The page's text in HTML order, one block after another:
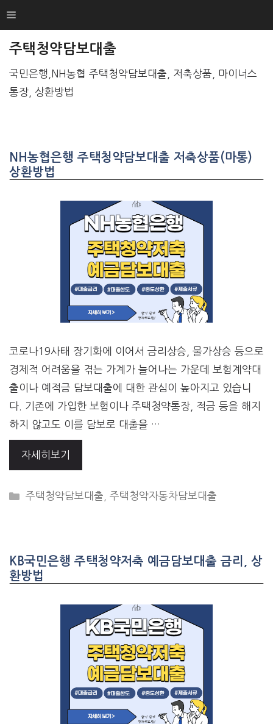
TO
Menu
주택청약담보대출
국민은행,NH농협 주택청약담보대출, 저축상품, 마이너스
통장, 상환방법
NH농협은행 주택청약담보대출 저축상품(마통)
상환방법
코로나19사태 장기화에 이어서 금리상승, 물가상승 등으로
경제적 어려움을 겪는 가계가 늘어나는 가운데 보험계약대
출이나 예적금 담보대출에 대한 관심이 높아지고 있습니
다. 기존에 가입한 보험이나 주택청약통장, 적금 등을 해지
하지 않고도 이를 담보로 대출을 …
자세히보기
CATEGORIES
주택청약담보대출 ,주택청약자동차담보대출
KB국민은행 주택청약저축 예금담보대출 금리, 상
환방법